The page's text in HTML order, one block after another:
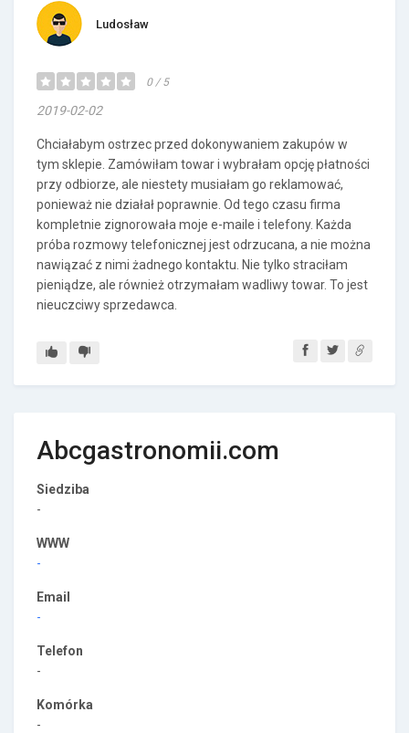
Ludosław
0 / 5
2019-02-02
Chciałabym ostrzec przed dokonywaniem zakupów w
tym sklepie. Zamówiłam towar i wybrałam opcję płatności
przy odbiorze, ale niestety musiałam go reklamować,
ponieważ nie działał poprawnie. Od tego czasu firma
kompletnie zignorowała moje e-maile i telefony. Każda
próba rozmowy telefonicznej jest odrzucana, a nie można
nawiązać z nimi żadnego kontaktu. Nie tylko straciłam
pieniądze, ale również otrzymałam wadliwy towar. To jest
nieuczciwy sprzedawca.
Abcgastronomii.com
Siedziba
-
WWW
-
Email
-
Telefon
-
Komórka
-